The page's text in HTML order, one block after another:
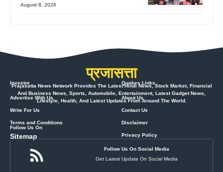
August 8, 2026
प्रजासत्ता
Prajasatta News Network Provides The Latest Hindi News, Stock Market, Financial
And Business News, Sports, Automobile, Entertainment, Latest Gadget News,
Lifestyle, Health, And Latest Updates From Around The World.
Investor
Advertise With Us
Write For Us
Terms and Conditions
Sitemap
Quakes Links
About Us
Contact Us
Disclaimer
Privacy Policy
Follow Us On
Follow Us On Social Media
Get Latest Update On Social Media